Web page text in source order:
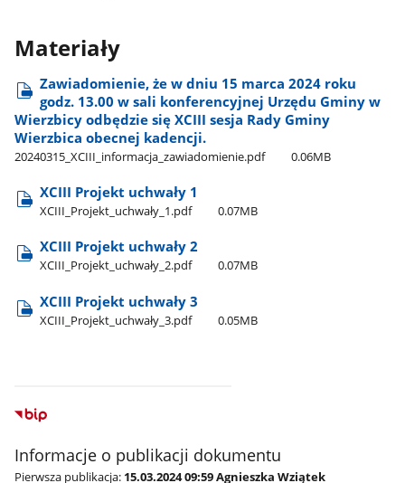
Materiały
Zawiadomienie, że w dniu 15 marca 2024 roku
godz. 13.00 w sali konferencyjnej Urzędu Gminy w
Wierzbicy odbędzie się XCIII sesja Rady Gminy
Wierzbica obecnej kadencji.
20240315​_XCIII​_informacja​_zawiadomienie.pdf 0.06MB
XCIII Projekt uchwały 1
XCIII​_Projekt​_uchwały​_1.pdf 0.07MB
XCIII Projekt uchwały 2
XCIII​_Projekt​_uchwały​_2.pdf 0.07MB
XCIII Projekt uchwały 3
XCIII​_Projekt​_uchwały​_3.pdf 0.05MB
Informacje o publikacji dokumentu
Pierwsza publikacja: 15.03.2024 09:59 Agnieszka Wziątek